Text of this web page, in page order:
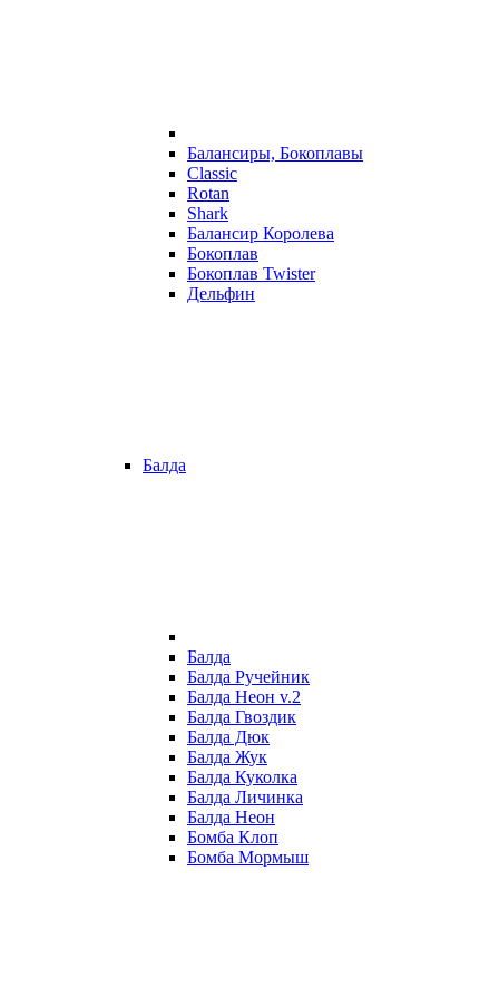
Балансиры, Бокоплавы
Classic
Rotan
Shark
Балансир Королева
Бокоплав
Бокоплав Twister
Дельфин
Балда
Балда
Балда Ручейник
Балда Неон v.2
Балда Гвоздик
Балда Дюк
Балда Жук
Балда Куколка
Балда Личинка
Балда Неон
Бомба Клоп
Бомба Мормыш